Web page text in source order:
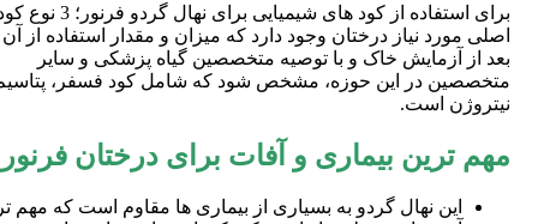
برای استفاده از کود های شیمیایی برای نهال گردو فرنور؛ 3
اصلی مورد نیاز درختان وجود دارد که میزان و مقدار استفاده از آن
بعد از آزمایش خاک و با توصیه متخصصین گیاه پزشکی و سایر
متخصصین در این حوزه، مشخص شود که شامل کود فسفر،
نیتروژن است.
مهم ترین بیماری و آفات برای درختان
این نهال گردو به بسیاری از بیماری ها مقاوم است که مهم